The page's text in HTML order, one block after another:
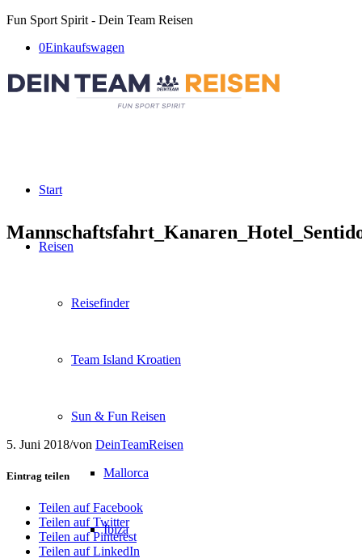
Fun Sport Spirit - Dein Team Reisen
0Einkaufswagen
Start
Reisen
Reisefinder
Team Island Kroatien
Sun & Fun Reisen
Mallorca
Ibiza
5. Juni 2018/von DeinTeamReisen
Eintrag teilen
Teilen auf Facebook
Teilen auf Twitter
Teilen auf Pinterest
Teilen auf LinkedIn